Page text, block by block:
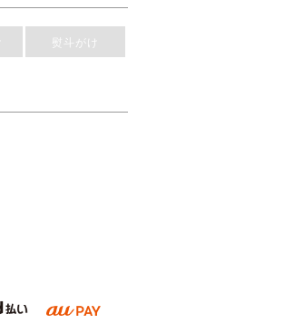
熨斗がけ